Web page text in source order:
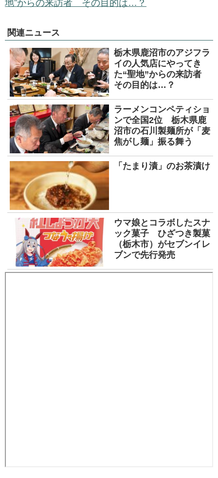
地”からの来訪者 その目的は…？
関連ニュース
栃木県鹿沼市のアジフラ
イの人気店にやってき
た“聖地”からの来訪者
その目的は…？
ラーメンコンペティショ
ンで全国2位 栃木県鹿
沼市の石川製麺所が「麦
焦がし麺」振る舞う
「たまり漬」のお茶漬け
ウマ娘とコラボしたスナ
ック菓子 ひざつき製菓
（栃木市）がセブンイレ
ブンで先行発売